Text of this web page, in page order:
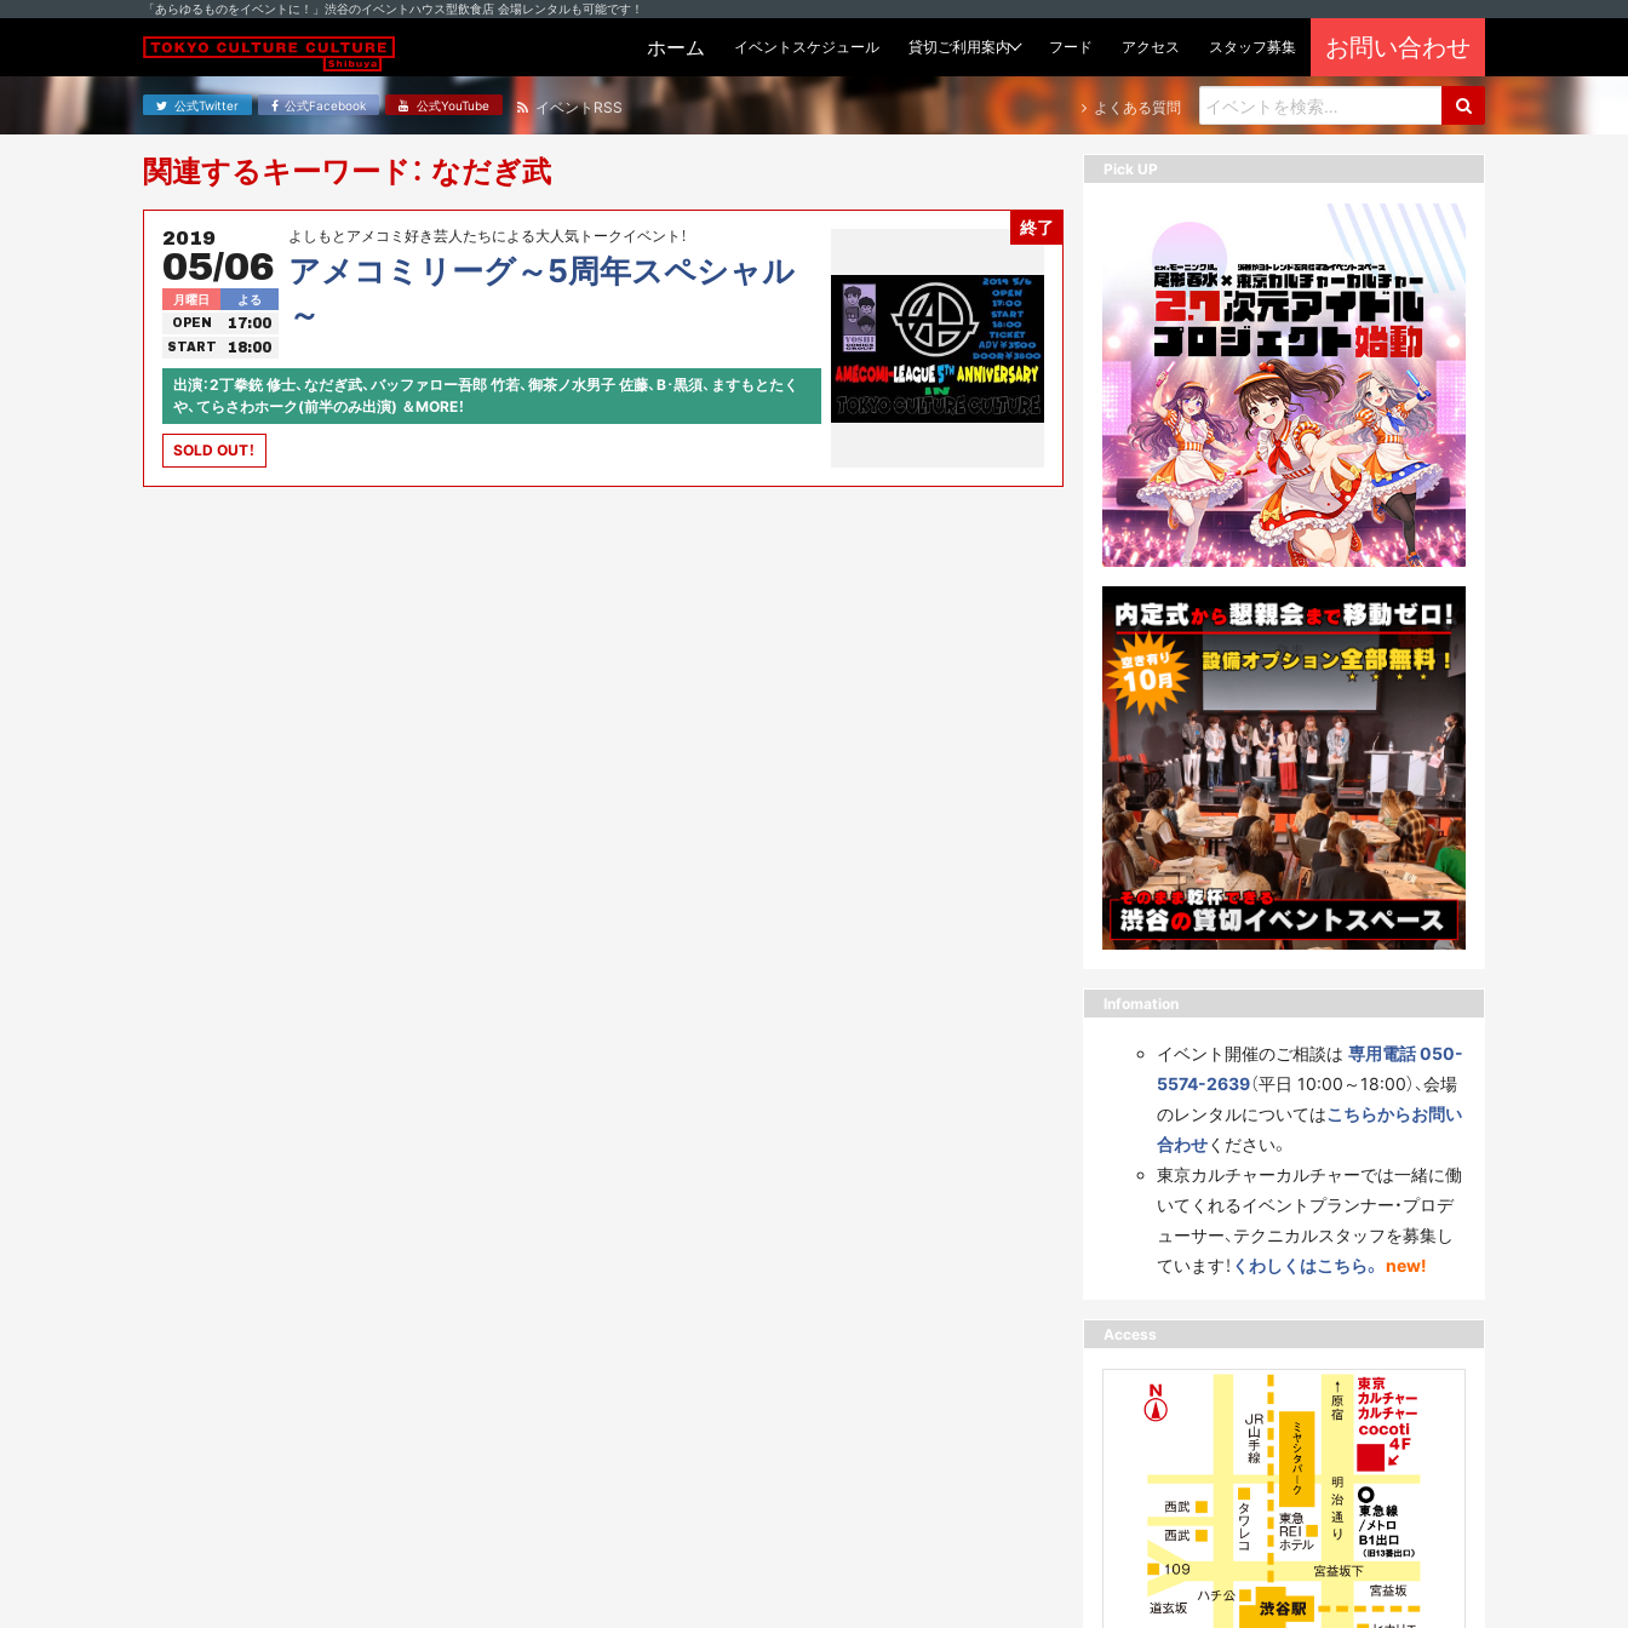
「あらゆるものをイベントに！」渋谷のイベントハウス型飲食店 会場レンタルも可能です！
ホーム イベントスケジュール 貸切ご利用案内 フード アクセス スタッフ募集 お問い合わせ
公式Twitter 公式Facebook 公式YouTube イベントRSS よくある質問
関連するキーワード： なだぎ武
終了
2019
05/06
月曜日 よる
OPEN 17:00
START 18:00
よしもとアメコミ好き芸人たちによる大人気トークイベント！
アメコミリーグ～5周年スペシャル
～
出演：2丁拳銃 修士、なだぎ武、バッファロー吾郎 竹若、御茶ノ水男子 佐藤、B･黒須、ますもとたく
や、てらさわホーク(前半のみ出演) ＆MORE！
SOLD OUT！
Pick UP
Infomation
イベント開催のご相談は 専用電話 050-
5574-2639（平日 10:00～18:00）、会場
のレンタルについてはこちらからお問い
合わせください。
東京カルチャーカルチャーでは一緒に働
いてくれるイベントプランナー・プロデ
ューサー、テクニカルスタッフを募集し
ています！ くわしくはこちら。 new!
Access